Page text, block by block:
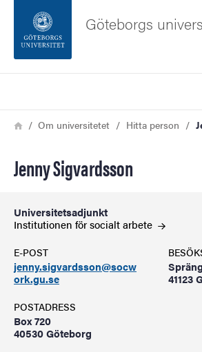
Sidfoten
Göteborgs
Länkstig
HemOm universitetet Hitta person
Jenny Sigvardsson
Universitetsadjunkt
Institutionen för socialtarbete
E-POST
jenny.sigvardsson@socw
ork.gu.se
41123
POSTADRESS
Box 720
40530 Göteborg